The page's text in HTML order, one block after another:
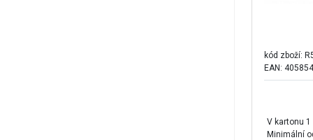
kód zboží:
EAN:
V kartonu 1
Minimální